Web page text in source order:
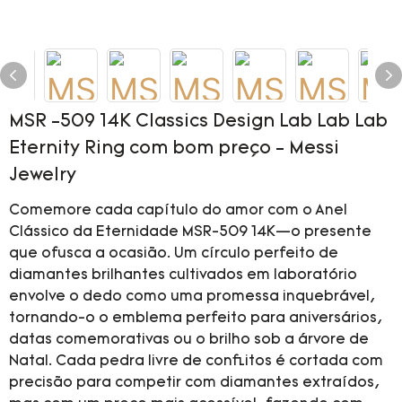
MSR -509 14K Classics Design Lab Lab Lab
Eternity Ring com bom preço - Messi
Jewelry
Comemore cada capítulo do amor com o Anel
Clássico da Eternidade MSR-509 14K—o presente
que ofusca a ocasião. Um círculo perfeito de
diamantes brilhantes cultivados em laboratório
envolve o dedo como uma promessa inquebrável,
tornando-o o emblema perfeito para aniversários,
datas comemorativas ou o brilho sob a árvore de
Natal. Cada pedra livre de conflitos é cortada com
precisão para competir com diamantes extraídos,